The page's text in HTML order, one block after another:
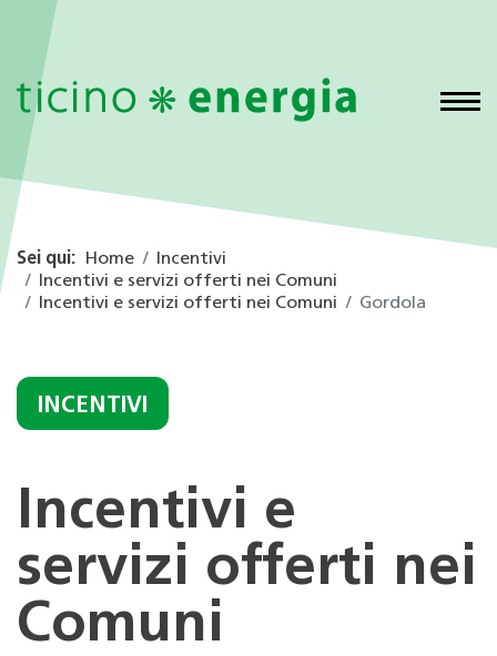
Sei qui: Home
Incentivi
Incentivi e servizi offerti nei Comuni
Incentivi e servizi offerti nei Comuni
Gordola
INCENTIVI
Incentivi e
servizi offerti nei
Comuni